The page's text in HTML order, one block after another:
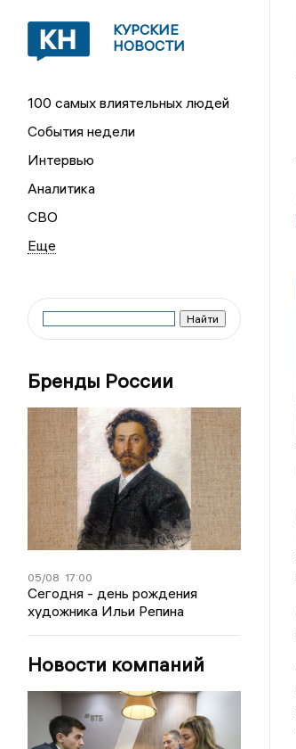
КУРСКИЕ
НОВОСТИ
100 самых влиятельных людей
События недели
Интервью
Аналитика
СВО
Бренды России
05/08 17:00
Сегодня - день рождения
художника Ильи Репина
Новости компаний